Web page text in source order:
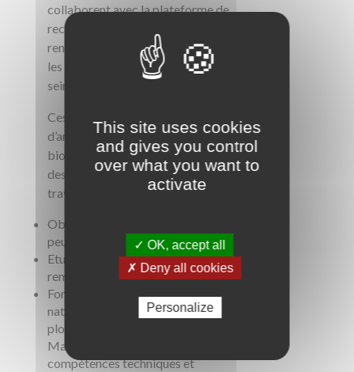
collaborent avec la plateforme de
recherche Stella Mare afin de
renforcer les suivis scientifiques et
les compétences techniques au
sein de la réserve.
Ces missions permettent
d’améliorer les connaissances sur la
biodiversité marine et l’évolution
des écosystèmes méditerranéens à
travers différentes actions :
Observation et suivi des
peuplements de poissons,
Etude des habitats marins
remarquables,
Formation des agents du Parc
naturel régional de Corse par les
plongeurs scientifiques de Stella
Mare, afin de développer leurs
compétences techniques et
This site uses cookies
and gives you control
over what you want to
activate
✓ OK, accept all
✗ Deny all cookies
Personalize